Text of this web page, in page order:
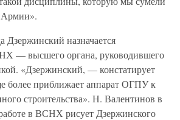
Армии».
Дзержинский назначается
— высшего органа, руководившего
«Дзержинский, — констатирует
более приближает аппарат ОГПУ к
строительства». Н. Валентинов в
в ВСНХ рисует Дзержинского